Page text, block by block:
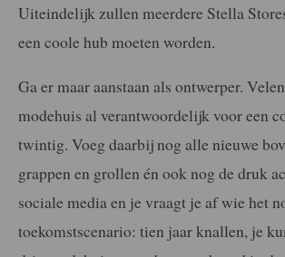
Uiteindelijk zullen meerdere Stella
een coole hub moeten worden.
Ga er maar aanstaan als ontwerper.
modehuis al verantwoordelijk voor een
twintig. Voeg daarbij nog alle nieuwe
grappen en grollen én ook nog de druk
sociale media en je vraagt je af wie het
toekomstscenario: tien jaar knallen, je